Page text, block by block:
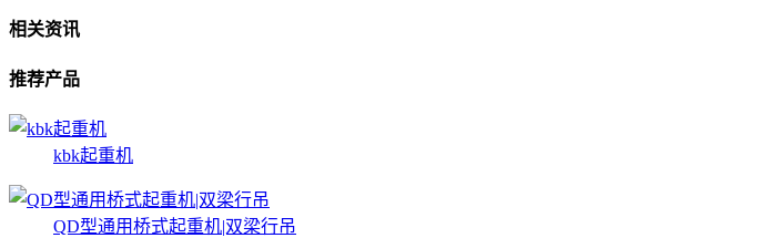
相关资讯
推荐产品
kbk起重机
QD型通用桥式起重机|双梁行吊